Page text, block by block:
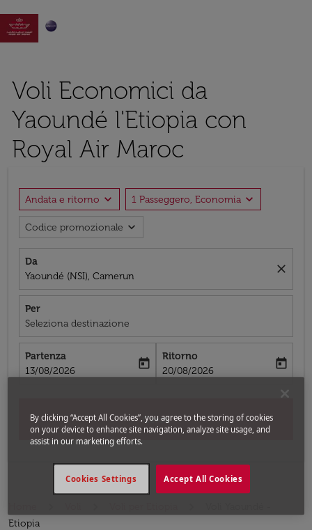

Voli Economici da
Yaoundé l'Etiopia con
Royal Air Maroc
Andata e ritorno expand_more 1 Passeggero, Economia expand_more
Codice promozionale expand_more
Da
Yaoundé (NSI), Camerun
close
Per
Seleziona destinazione
Partenza
fc-booking-departure-date-aria-label
13/08/2026
today
Ritorno
fc-booking-return-date-aria-label
20/08/2026
today
Cerca
Etiopia
By clicking “Accept All Cookies”, you agree to the storing of cookies
on your device to enhance site navigation, analyze site usage, and
assist in our marketing efforts.
Accept All Cookies
Cookies Settings